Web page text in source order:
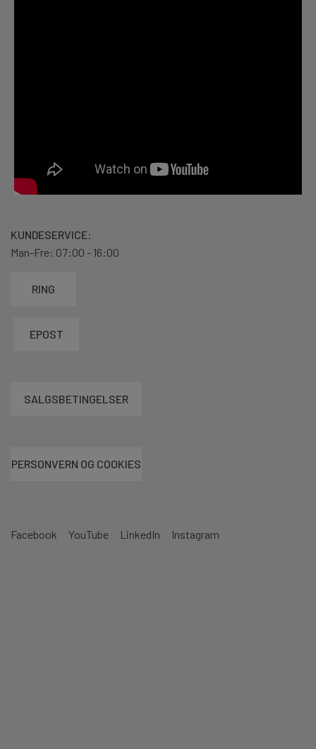
Facebook YouTube LinkedIn Instagram
KUNDESERVICE:
Man-Fre: 07:00 - 16:00
RING
EPOST
SALGSBETINGELSER
PERSONVERN OG COOKIES